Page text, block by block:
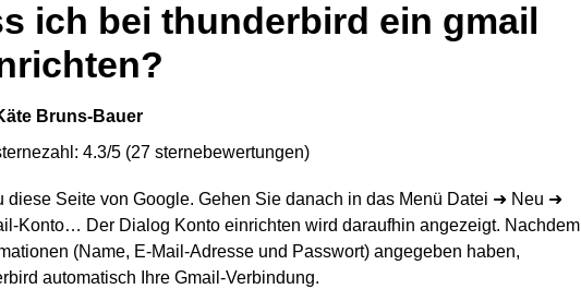
ich bei thunderbird ein gmail
Bruns-Bauer
4.3/5 (27 sternebewertungen)
diese Seite von Google. Gehen Sie danach in das Menü Datei ➜ Neu ➜
Konto… Der Dialog Konto einrichten wird daraufhin angezeigt. Nachdem
(Name, E-Mail-Adresse und Passwort) angegeben haben,
automatisch Ihre Gmail-Verbindung.